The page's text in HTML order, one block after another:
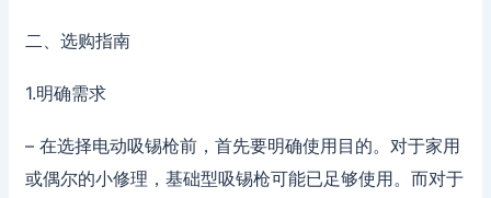
二、选购指南
1.明确需求
– 在选择电动吸锡枪前，首先要明确使用目的。对于家用
或偶尔的小修理，基础型吸锡枪可能已足够使用。而对于